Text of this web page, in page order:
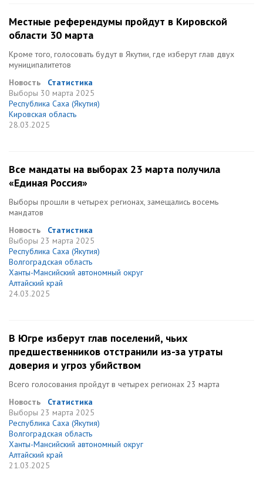
Местные референдумы пройдут в Кировской
области 30 марта
Кроме того, голосовать будут в Якутии, где изберут глав двух
муниципалитетов
Новость
Статистика
Выборы 30 марта 2025
Республика Саха (Якутия)
Кировская область
28.03.2025
Все мандаты на выборах 23 марта получила
«Единая Россия»
Выборы прошли в четырех регионах, замещались восемь
мандатов
Новость
Статистика
Выборы 23 марта 2025
Республика Саха (Якутия)
Волгоградская область
Ханты-Мансийский автономный округ
Алтайский край
24.03.2025
В Югре изберут глав поселений, чьих
предшественников отстранили из-за утраты
доверия и угроз убийством
Всего голосования пройдут в четырех регионах 23 марта
Новость
Статистика
Выборы 23 марта 2025
Республика Саха (Якутия)
Волгоградская область
Ханты-Мансийский автономный округ
Алтайский край
21.03.2025